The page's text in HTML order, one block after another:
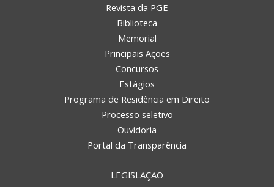
Revista da PGE
Biblioteca
Memorial
Principais Ações
Concursos
Estágios
Programa de Residência em Direito
Processo seletivo
Ouvidoria
Portal da Transparência
LEGISLAÇÃO